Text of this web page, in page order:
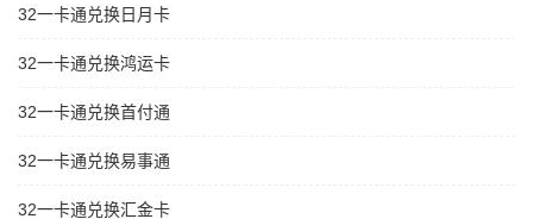
32一卡通兑换日月卡
32一卡通兑换鸿运卡
32一卡通兑换首付通
32一卡通兑换易事通
32一卡通兑换汇金卡